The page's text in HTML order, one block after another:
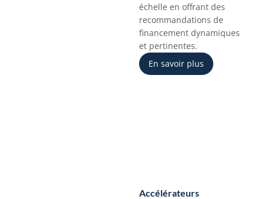
échelle en offrant des
recommandations de
financement dynamiques
et pertinentes.
En savoir plus
Accélérateurs